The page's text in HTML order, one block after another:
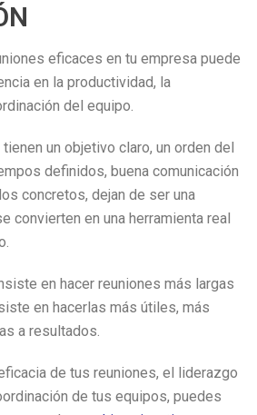
eficaces en tu empresa puede
en la productividad, la
del equipo.
un objetivo claro, un orden del
definidos, buena comunicación
concretos, dejan de ser una
convierten en una herramienta real
en hacer reuniones más largas
en hacerlas más útiles, más
a resultados.
de tus reuniones, el liderazgo
de tus equipos, puedes